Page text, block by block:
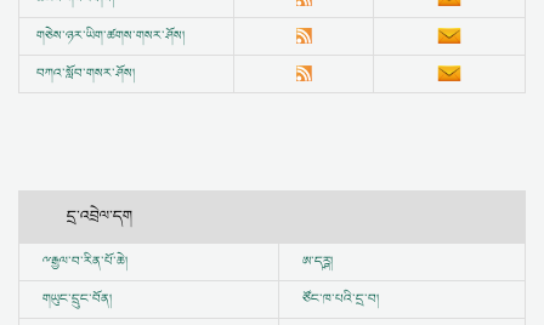
གཅེས་ཉར་ཡིག་ཚགས་གསར་ཤོས།
བཀའ་སློབ་གསར་ཤོས།
དྲ་འབྲེལ་དག
ྋརྒྱལ་བ་རིན་པོ་ཆེ།
ཨ་དཪྴ།
གཡུང་དྲུང་བོན།
ཙོང་ཁ་པའི་དྲ་བ།